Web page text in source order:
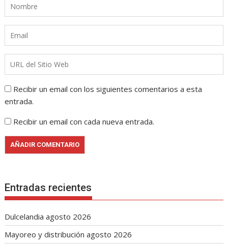
Recibir un email con los siguientes comentarios a esta
entrada.
Recibir un email con cada nueva entrada.
Entradas recientes
Dulcelandia agosto 2026
Mayoreo y distribución agosto 2026